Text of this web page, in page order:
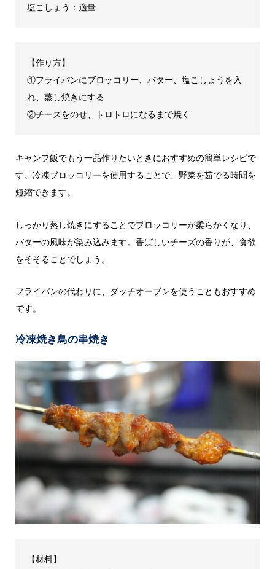
塩こしょう：適量
【作り方】
①フライパンにブロッコリー、バター、塩こしょうを入
れ、蒸し焼きにする
②チーズをのせ、トロトロになるまで焼く
キャンプ飯でもう一品作りたいときにおすすめの簡単レシピで
す。冷凍ブロッコリーを使用することで、野菜を茹でる時間を
短縮できます。
しっかり蒸し焼きにすることでブロッコリーが柔らかくなり、
バターの風味が染み込みます。香ばしいチーズの香りが、食欲
をそそることでしょう。
フライパンの代わりに、ダッチオーブンを使うこともおすすめ
です。
冷凍焼き鳥の串焼き
【材料】